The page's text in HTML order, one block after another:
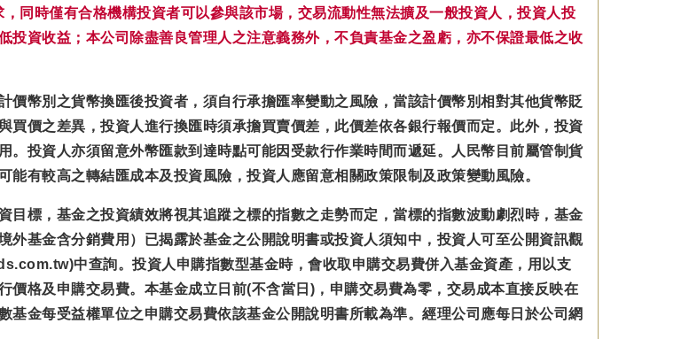
同時僅有合格機構投資者可以參與該市場，交易流動性無法擴及一般投資人，投資人投
投資收益；本公司除盡善良管理人之注意義務外，不負責基金之盈虧，亦不保證最低之收
幣別之貨幣換匯後投資者，須自行承擔匯率變動之風險，當該計價幣別相對其他貨幣貶
價之差異，投資人進行換匯時須承擔買賣價差，此價差依各銀行報價而定。此外，投資
。投資人亦須留意外幣匯款到達時點可能因受款行作業時間而遞延。人民幣目前屬管制貨
有較高之轉結匯成本及投資風險，投資人應留意相關政策限制及政策變動風險。
標，基金之投資績效將視其追蹤之標的指數之走勢而定，當標的指數波動劇烈時，基金
外基金含分銷費用）已揭露於基金之公開說明書或投資人須知中，投資人可至公開資訊觀
中查詢。投資人申購指數型基金時，會收取申購交易費併入基金資產，用以支
價格及申購交易費。本基金成立日前(不含當日)，申購交易費為零，交易成本直接反映在
金每受益權單位之申購交易費依該基金公開說明書所載為準。經理公司應每日於公司網